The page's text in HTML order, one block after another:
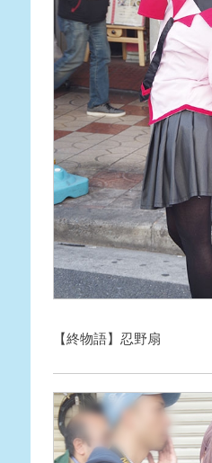
【終物語】忍野扇